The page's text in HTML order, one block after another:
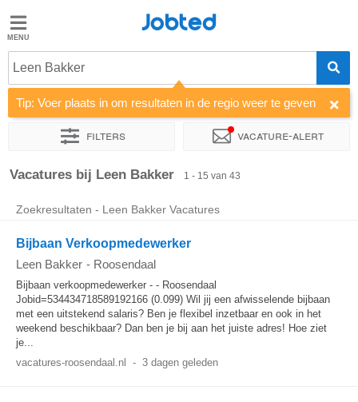
Jobted
Vacatures
Salarissen
Jobted
Leen Bakker
Tip: Voer plaats in om resultaten in de regio weer te geven
Filters Vacature-alert
Sorteer op Bedrijf Uitzendbureau
Vacatures bij Leen Bakker 1 - 15 van 43
Zoekresultaten - Leen Bakker Vacatures
Bijbaan Verkoopmedewerker
Leen Bakker - Roosendaal
Bijbaan verkoopmedewerker - - Roosendaal
Jobid=534434718589192166 (0.099) Wil jij een afwisselende bijbaan
met een uitstekend salaris? Ben je flexibel inzetbaar en ook in het
weekend beschikbaar? Dan ben je bij aan het juiste adres! Hoe ziet
je...
vacatures-roosendaal.nl
- 3 dagen geleden